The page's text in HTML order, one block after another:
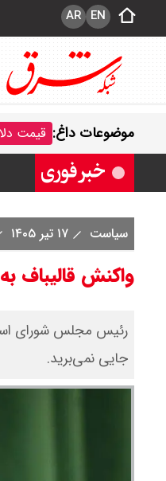
EN
AR
موضوعات داغ: قیمت
قیمت
سیاست ۱۷ تیر ۱۴۰۵
واکنش قالیباف
رئیس مجلس شورای
جایی نمی‌برید.